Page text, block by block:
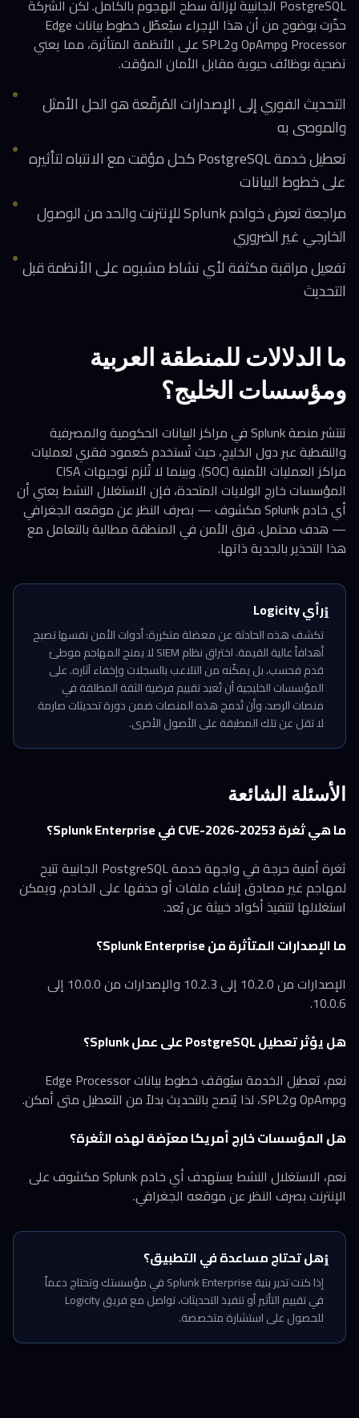
PostgreSQL الجانبية لإزالة سطح الهجوم بالكامل. لكن الشركة
حذّرت بوضوح من أن هذا الإجراء سيُعطّل خطوط بيانات Edge
Processor وOpAmp وSPL2 على الأنظمة المتأثرة، مما يعني
تضحية بوظائف حيوية مقابل الأمان المؤقت.
التحديث الفوري إلى الإصدارات المُرقّعة هو الحل الأمثل
والموصى به
تعطيل خدمة PostgreSQL كحل مؤقت مع الانتباه لتأثيره
على خطوط البيانات
مراجعة تعرض خوادم Splunk للإنترنت والحد من الوصول
الخارجي غير الضروري
تفعيل مراقبة مكثفة لأي نشاط مشبوه على الأنظمة قبل
التحديث
ما الدلالات للمنطقة العربية
ومؤسسات الخليج؟
تنتشر منصة Splunk في مراكز البيانات الحكومية والمصرفية
والنفطية عبر دول الخليج، حيث تُستخدم كعمود فقري لعمليات
مراكز العمليات الأمنية (SOC). وبينما لا تُلزم توجيهات CISA
المؤسسات خارج الولايات المتحدة، فإن الاستغلال النشط يعني أن
أي خادم Splunk مكشوف — بصرف النظر عن موقعه الجغرافي
— هدف محتمل. فرق الأمن في المنطقة مطالبة بالتعامل مع
هذا التحذير بالجدية ذاتها.
ℹ️رأي Logicity
تكشف هذه الحادثة عن معضلة متكررة: أدوات الأمن نفسها تصبح
أهدافاً عالية القيمة. اختراق نظام SIEM لا يمنح المهاجم موطئ
قدم فحسب، بل يمكّنه من التلاعب بالسجلات وإخفاء آثاره. على
المؤسسات الخليجية أن تُعيد تقييم فرضية الثقة المطلقة في
منصات الرصد، وأن تُدمج هذه المنصات ضمن دورة تحديثات صارمة
لا تقل عن تلك المطبقة على الأصول الأخرى.
الأسئلة الشائعة
ما هي ثغرة CVE-2026-20253 في Splunk Enterprise؟
ثغرة أمنية حرجة في واجهة خدمة PostgreSQL الجانبية تتيح
لمهاجم غير مصادق إنشاء ملفات أو حذفها على الخادم، ويمكن
استغلالها لتنفيذ أكواد خبيثة عن بُعد.
ما الإصدارات المتأثرة من Splunk Enterprise؟
الإصدارات من 10.2.0 إلى 10.2.3 والإصدارات من 10.0.0 إلى
10.0.6.
هل يؤثر تعطيل PostgreSQL على عمل Splunk؟
نعم، تعطيل الخدمة سيُوقف خطوط بيانات Edge Processor
وOpAmp وSPL2، لذا يُنصح بالتحديث بدلاً من التعطيل متى أمكن.
هل المؤسسات خارج أمريكا معرّضة لهذه الثغرة؟
نعم، الاستغلال النشط يستهدف أي خادم Splunk مكشوف على
الإنترنت بصرف النظر عن موقعه الجغرافي.
ℹ️هل تحتاج مساعدة في التطبيق؟
إذا كنت تدير بنية Splunk Enterprise في مؤسستك وتحتاج دعماً
في تقييم التأثير أو تنفيذ التحديثات، تواصل مع فريق Logicity
للحصول على استشارة متخصصة.